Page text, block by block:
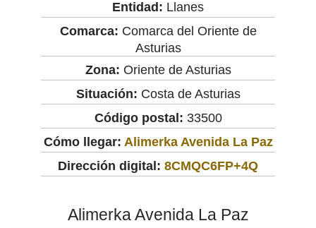
Entidad: Llanes
Comarca: Comarca del Oriente de
Asturias
Zona: Oriente de Asturias
Situación: Costa de Asturias
Código postal: 33500
Cómo llegar: Alimerka Avenida La Paz
Dirección digital: 8CMQC6FP+4Q
Alimerka Avenida La Paz